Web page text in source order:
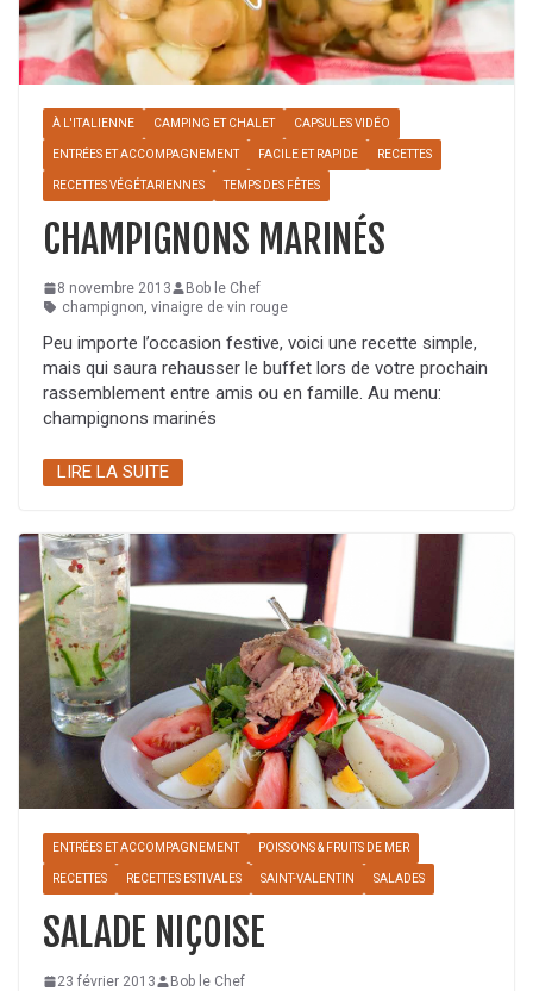
À L'ITALIENNE CAMPING ET CHALET CAPSULES VIDÉO
ENTRÉES ET ACCOMPAGNEMENT FACILE ET RAPIDE RECETTES
RECETTES VÉGÉTARIENNES TEMPS DES FÊTES
CHAMPIGNONS MARINÉS
8 novembre 2013
Bob le Chef
champignon, vinaigre de vin rouge
Peu importe l’occasion festive, voici une recette simple,
mais qui saura rehausser le buffet lors de votre prochain
rassemblement entre amis ou en famille. Au menu:
champignons marinés
LIRE LA SUITE
ENTRÉES ET ACCOMPAGNEMENT POISSONS & FRUITS DE MER
RECETTES RECETTES ESTIVALES SAINT-VALENTIN SALADES
SALADE NIÇOISE
23 février 2013 Bob le Chef